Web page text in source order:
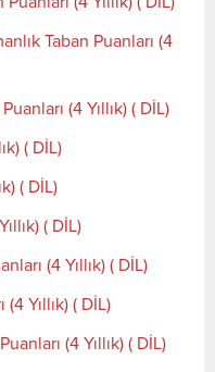
Taban Puanları (4
(4 Yıllık) ( DİL)
( DİL)
( DİL)
( DİL)
(4 Yıllık) ( DİL)
Yıllık) ( DİL)
(4 Yıllık) ( DİL)